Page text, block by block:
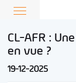
CL-AFR :
en vue ?
19-12-2025